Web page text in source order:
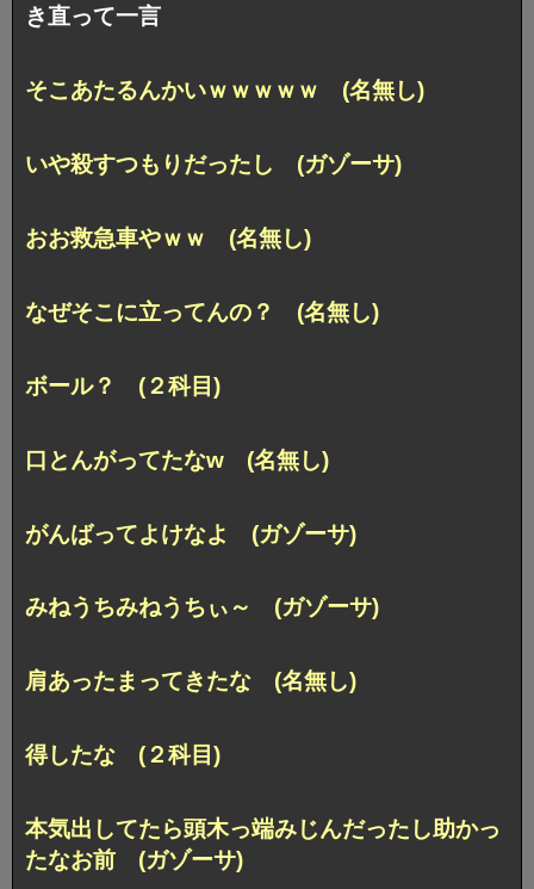
き直って一言
そこあたるんかいｗｗｗｗｗ (名無し)
いや殺すつもりだったし (ガゾーサ)
おお救急車やｗｗ (名無し)
なぜそこに立ってんの？ (名無し)
ボール？ (２科目)
口とんがってたなw (名無し)
がんばってよけなよ (ガゾーサ)
みねうちみねうちぃ～ (ガゾーサ)
肩あったまってきたな (名無し)
得したな (２科目)
本気出してたら頭木っ端みじんだったし助かっ
たなお前 (ガゾーサ)